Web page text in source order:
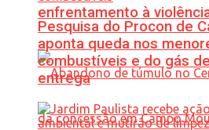
enfrentamento à
Pesquisa do Procon de
aponta queda nos
combustíveis e do gás
entrega